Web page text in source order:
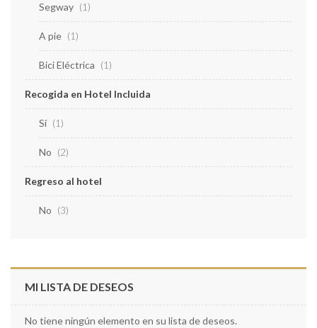
Segway 1artículo
A pie 1artículo
Bici Eléctrica 1artículo
Recogida en Hotel Incluida
Sí 1artículo
No 2artículos
Regreso al hotel
No 3artículos
MI LISTA DE DESEOS
No tiene ningún elemento en su lista de deseos.